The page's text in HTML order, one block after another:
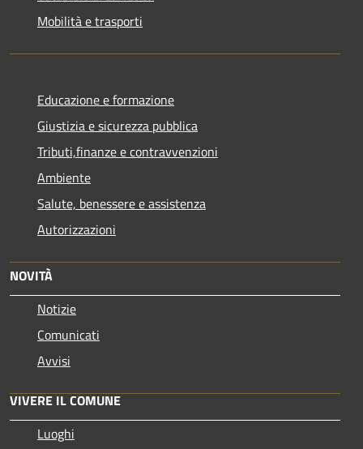
Mobilità e trasporti
Educazione e formazione
Giustizia e sicurezza pubblica
Tributi,finanze e contravvenzioni
Ambiente
Salute, benessere e assistenza
Autorizzazioni
NOVITÀ
Notizie
Comunicati
Avvisi
VIVERE IL COMUNE
Luoghi